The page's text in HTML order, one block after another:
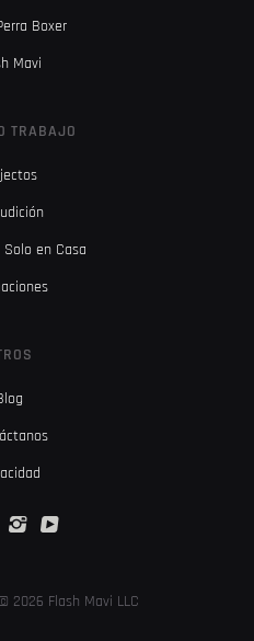
Boxer
Mavi
TRABAJO
Solo en Casa
2026 Flash Mavi LLC